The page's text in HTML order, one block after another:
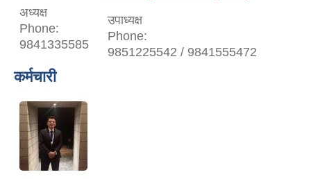
अध्यक्ष
Phone:
9841335585
उपाध्यक्ष
Phone:
9851225542 / 9841555472
कर्मचारी